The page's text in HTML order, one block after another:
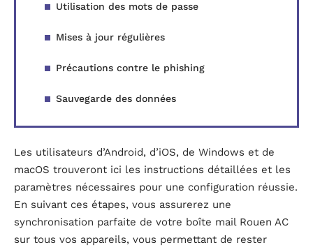
Utilisation des mots de passe
Mises à jour régulières
Précautions contre le phishing
Sauvegarde des données
Les utilisateurs d’Android, d’iOS, de Windows et de
macOS trouveront ici les instructions détaillées et les
paramètres nécessaires pour une configuration réussie.
En suivant ces étapes, vous assurerez une
synchronisation parfaite de votre boîte mail Rouen AC
sur tous vos appareils, vous permettant de rester